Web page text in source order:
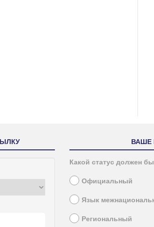
ВАШЕ
Какой статус должен
Официальный
Язык
Региональный